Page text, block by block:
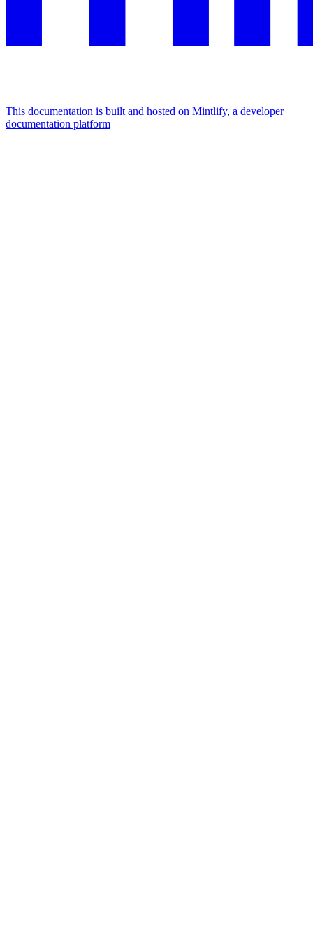
This documentation is built and hosted on Mintlify, a developer
documentation platform